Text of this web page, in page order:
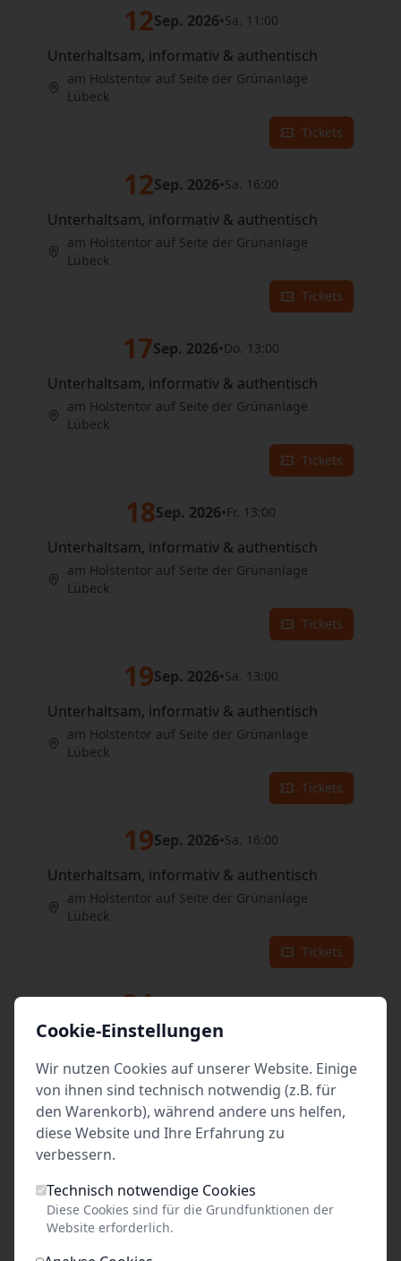
12Sep. 2026•Sa. 11:00
Unterhaltsam, informativ & authentisch
am Holstentor auf Seite der Grünanlage
Lübeck
Tickets
12Sep. 2026•Sa. 16:00
Unterhaltsam, informativ & authentisch
am Holstentor auf Seite der Grünanlage
Lübeck
Tickets
17Sep. 2026•Do. 13:00
Unterhaltsam, informativ & authentisch
am Holstentor auf Seite der Grünanlage
Lübeck
Tickets
18Sep. 2026•Fr. 13:00
Unterhaltsam, informativ & authentisch
am Holstentor auf Seite der Grünanlage
Lübeck
Tickets
19Sep. 2026•Sa. 13:00
Unterhaltsam, informativ & authentisch
am Holstentor auf Seite der Grünanlage
Lübeck
Tickets
19Sep. 2026•Sa. 16:00
Unterhaltsam, informativ & authentisch
am Holstentor auf Seite der Grünanlage
Lübeck
Tickets
24
Unterhaltsam, informativ & authentisch
am Holstentor auf Seite der Grünanlage
Lübeck
Tickets
Unterhaltsam, informativ & authentisch
am Holstentor auf Seite der Grünanlage
Cookie-Einstellungen
Wir nutzen Cookies auf unserer Website. Einige
von ihnen sind technisch notwendig (z.B. für
den Warenkorb), während andere uns helfen,
diese Website und Ihre Erfahrung zu
verbessern.
Technisch notwendige Cookies
Diese Cookies sind für die Grundfunktionen der
Website erforderlich.